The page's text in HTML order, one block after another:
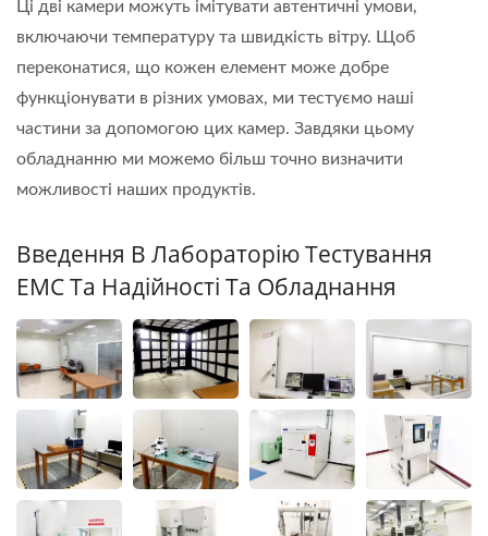
Ці дві камери можуть імітувати автентичні умови,
включаючи температуру та швидкість вітру. Щоб
переконатися, що кожен елемент може добре
функціонувати в різних умовах, ми тестуємо наші
частини за допомогою цих камер. Завдяки цьому
обладнанню ми можемо більш точно визначити
можливості наших продуктів.
Введення В Лабораторію Тестування
EMC Та Надійності Та Обладнання